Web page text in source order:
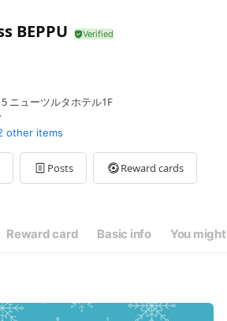
BEPPU
ニューツルタホテル1F
other items
Posts Reward cards
Reward card Basic info You